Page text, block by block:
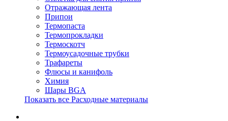
Отражающая лента
Припои
Термопаста
Термопрокладки
Термоскотч
Термоусадочные трубки
Трафареты
Флюсы и канифоль
Химия
Шары BGA
Показать все Расходные материалы